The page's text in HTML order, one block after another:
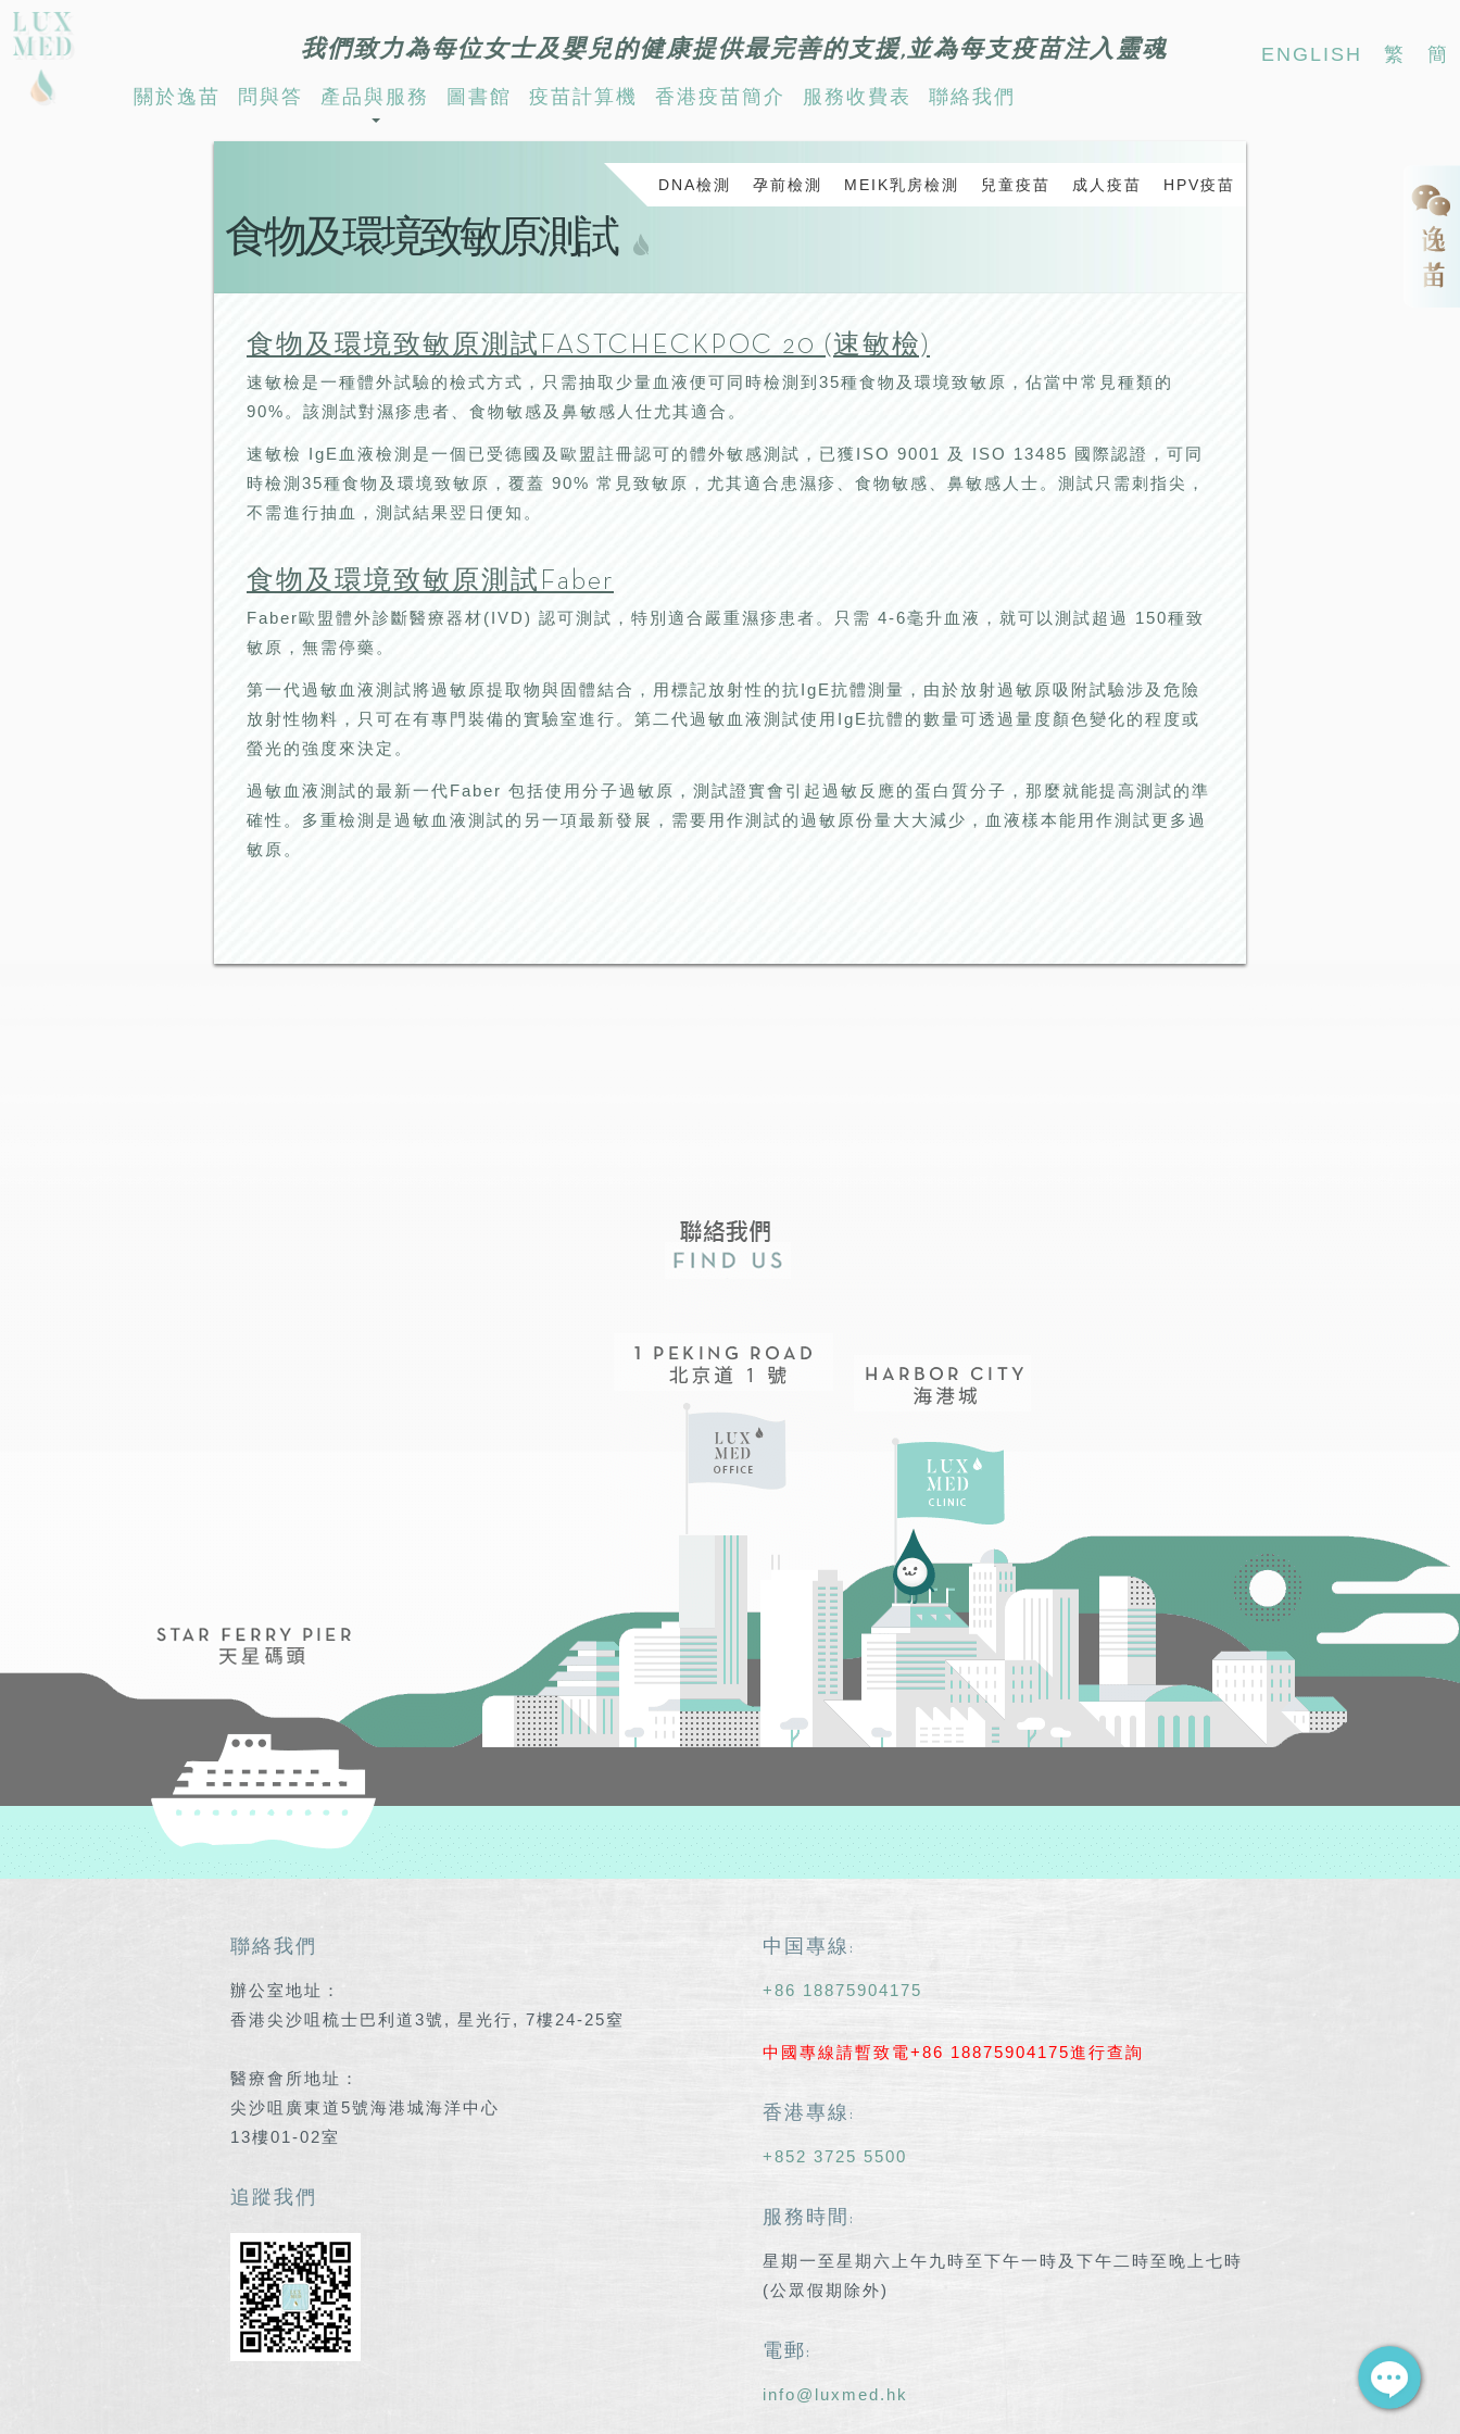
ENGLISH 繁 簡
我們致力為每位女士及嬰兒的健康提供最完善的支援,並為每支疫苗注入靈魂
關於逸苗 問與答 產品與服務 圖書館 疫苗計算機 香港疫苗簡介 服務收費表 聯絡我們
HPV疫苗
成人疫苗
兒童疫苗
MEIK乳房檢測
孕前檢測
DNA檢測
食物及環境致敏原測試
食物及環境致敏原測試FASTCHECKPOC 20 (速敏檢)
速敏檢是一種體外試驗的檢式方式，只需抽取少量血液便可同時檢測到35種食物及環境致敏原，佔當中常見種類的
90%。該測試對濕疹患者、食物敏感及鼻敏感人仕尤其適合。
速敏檢 IgE血液檢測是一個已受德國及歐盟註冊認可的體外敏感測試，已獲ISO 9001 及 ISO 13485 國際認證，可同
時檢測35種食物及環境致敏原，覆蓋 90% 常見致敏原，尤其適合患濕疹、食物敏感、鼻敏感人士。測試只需刺指尖，
不需進行抽血，測試結果翌日便知。
食物及環境致敏原測試Faber
Faber歐盟體外診斷醫療器材(IVD) 認可測試，特別適合嚴重濕疹患者。只需 4-6毫升血液，就可以測試超過 150種致
敏原，無需停藥。
第一代過敏血液測試將過敏原提取物與固體結合，用標記放射性的抗IgE抗體測量，由於放射過敏原吸附試驗涉及危險
放射性物料，只可在有專門裝備的實驗室進行。第二代過敏血液測試使用IgE抗體的數量可透過量度顏色變化的程度或
螢光的強度來決定。
過敏血液測試的最新一代Faber 包括使用分子過敏原，測試證實會引起過敏反應的蛋白質分子，那麼就能提高測試的準
確性。多重檢測是過敏血液測試的另一項最新發展，需要用作測試的過敏原份量大大減少，血液樣本能用作測試更多過
敏原。
聯絡我們
辦公室地址：
香港尖沙咀梳士巴利道3號, 星光行, 7樓24-25窒
醫療會所地址：
尖沙咀廣東道5號海港城海洋中心
13樓01-02室
追蹤我們
中国專線:
+86 18875904175
中國專線請暫致電+86 18875904175進行查詢
香港專線:
+852 3725 5500
服務時間:
星期一至星期六上午九時至下午一時及下午二時至晚上七時
(公眾假期除外)
電郵:
info@luxmed.hk